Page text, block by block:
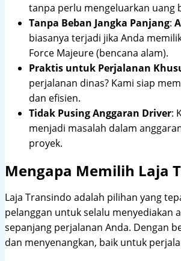
tanpa perlu mengeluarkan uang
Tanpa Beban Jangka Panjang:
biasanya terjadi jika Anda
Force Majeure (bencana alam).
Praktis untuk Perjalanan
perjalanan dinas? Kami siap
dan efisien.
Tidak Pusing Anggaran Driver:
menjadi masalah dalam
proyek.
Mengapa Memilih Laja
Laja Transindo adalah pilihan yang
pelanggan untuk selalu menyediakan
sepanjang perjalanan Anda. Dengan
dan menyenangkan, baik untuk